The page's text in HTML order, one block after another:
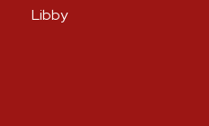
Libby